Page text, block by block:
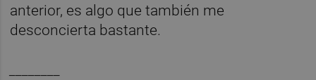
anterior, es algo que también me
desconcierta bastante.